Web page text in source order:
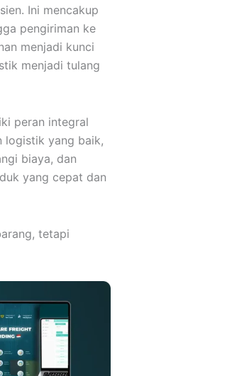
Ini mencakup
pengiriman ke
menjadi kunci
menjadi tulang
peran integral
logistik yang baik,
biaya, dan
yang cepat dan
tetapi